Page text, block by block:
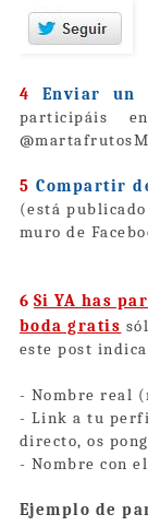
4 Enviar un
participáis
5 Compartir
(está
muro de
6 Si YA has
boda gratis
este post
- Nombre real
- Link a tu
directo, os
- Nombre con
Ejemplo de